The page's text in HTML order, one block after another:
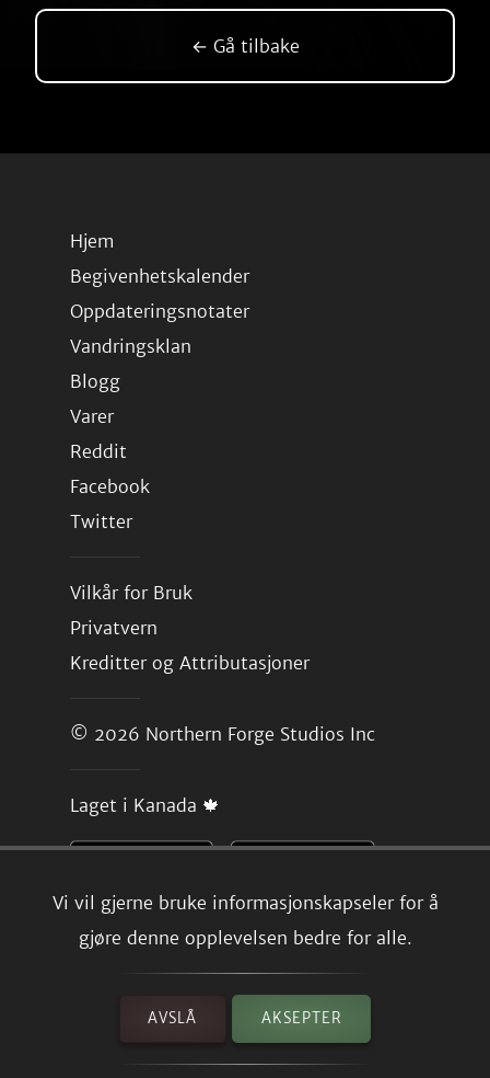
Vi vil gjerne bruke informasjonskapseler for å
gjøre denne opplevelsen bedre for alle.
AVSLÅ AKSEPTER
← Gå tilbake
Hjem
Begivenhetskalender
Oppdateringsnotater
Vandringsklan
Blogg
Varer
Reddit
Facebook
Twitter
Vilkår for Bruk
Privatvern
Kreditter og Attributasjoner
© 2026 Northern Forge Studios Inc
Laget i Kanada 🍁